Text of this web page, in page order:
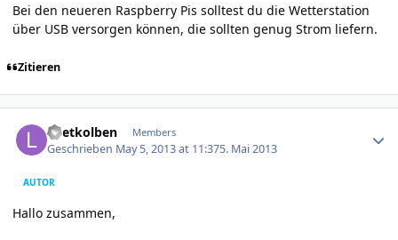
Bei den neueren Raspberry Pis solltest du die Wetterstation
über USB versorgen können, die sollten genug Strom liefern.
Zitieren
Loetkolben Members
Geschrieben May 5, 2013 at 11:375. Mai 2013
AUTOR
Hallo zusammen,